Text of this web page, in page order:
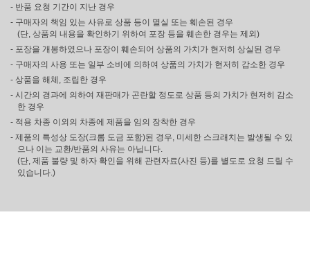
- 반품 요청 기간이 지난 경우
- 구매자의 책임 있는 사유로 상품 등이 멸실 또는 훼손된 경우
(단, 상품의 내용을 확인하기 위하여 포장 등을 훼손한 경우는 제외)
- 포장을 개봉하였으나 포장이 훼손되어 상품의 가치가 현저히 상실된 경우
- 구매자의 사용 또는 일부 소비에 의하여 상품의 가치가 현저히 감소한 경우
- 상품을 해체, 조립한 경우
- 시간의 경과에 의하여 재판매가 곤란할 정도로 상품 등의 가치가 현저히 감소
한 경우
- 적용 차종 이외의 차종에 제품을 임의 장착한 경우
- 제품의 특성상 도장(크롬 도금 포함)된 경우, 미세한 스크래치는 발생될 수 있
으나 이는 교환/반품의 사유는 아닙니다.
(단, 제품 불량 및 하자 확인을 위해 관련자료(사진 등)를 별도로 요청 드릴 수
있습니다.)